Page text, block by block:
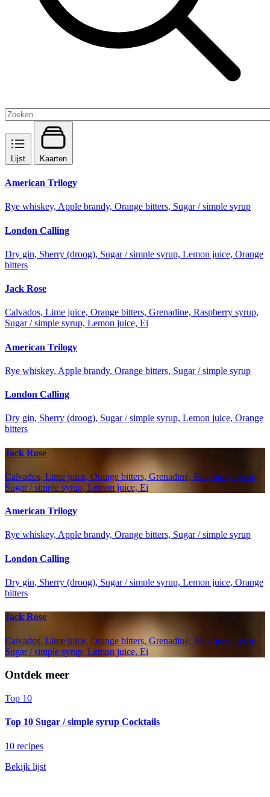
Lijst Kaarten
American Trilogy
Rye whiskey, Apple brandy, Orange bitters, Sugar / simple syrup
London Calling
Dry gin, Sherry (droog), Sugar / simple syrup, Lemon juice, Orange
bitters
Jack Rose
Calvados, Lime juice, Orange bitters, Grenadine, Raspberry syrup,
Sugar / simple syrup, Lemon juice, Ei
American Trilogy
Rye whiskey, Apple brandy, Orange bitters, Sugar / simple syrup
London Calling
Dry gin, Sherry (droog), Sugar / simple syrup, Lemon juice, Orange
bitters
Jack Rose
Calvados, Lime juice, Orange bitters, Grenadine, Raspberry syrup,
Sugar / simple syrup, Lemon juice, Ei
American Trilogy
Rye whiskey, Apple brandy, Orange bitters, Sugar / simple syrup
London Calling
Dry gin, Sherry (droog), Sugar / simple syrup, Lemon juice, Orange
bitters
Jack Rose
Calvados, Lime juice, Orange bitters, Grenadine, Raspberry syrup,
Sugar / simple syrup, Lemon juice, Ei
Ontdek meer
Top 10
Top 10 Sugar / simple syrup Cocktails
10 recipes
Bekijk lijst